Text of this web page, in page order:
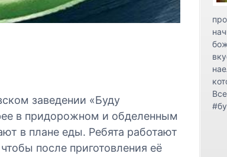
заведении «Буду
в придорожном и обделенным
в плане еды. Ребята работают
после приготовления её